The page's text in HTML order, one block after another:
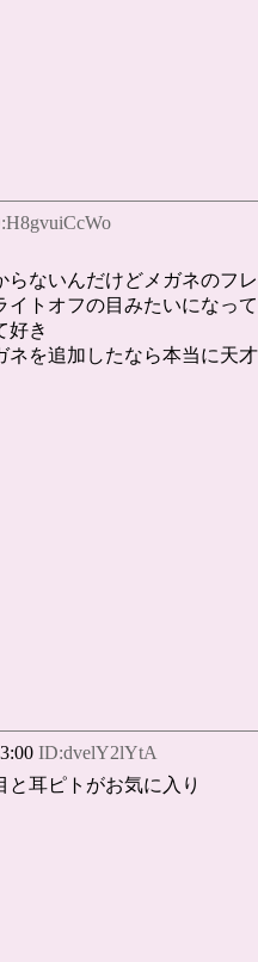
ないんだけどメガネのフレ
トオフの目みたいになって
好き
ネを追加したなら本当に天才
ID:dvelY2lYtA
耳ピトがお気に入り